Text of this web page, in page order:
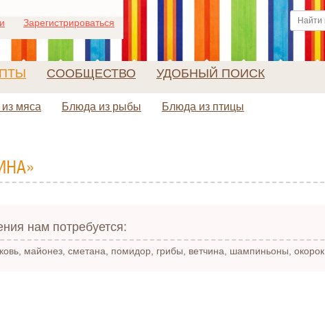
Зарегистрироваться
СООБЩЕСТВО УДОБНЫЙ ПОИСК
из мяса Блюда из рыбы Блюда из птицы
нам потребуется:
майонез, сметана, помидор, грибы, ветчина, шампиньоны, окорок